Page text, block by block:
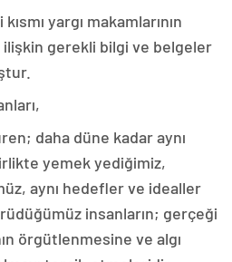
yargı makamlarının
gerekli bilgi ve belgeler
daha düne kadar aynı
yemek yediğimiz,
aynı hedefler ve idealler
insanların; gerçeği
örgütlenmesine ve algı